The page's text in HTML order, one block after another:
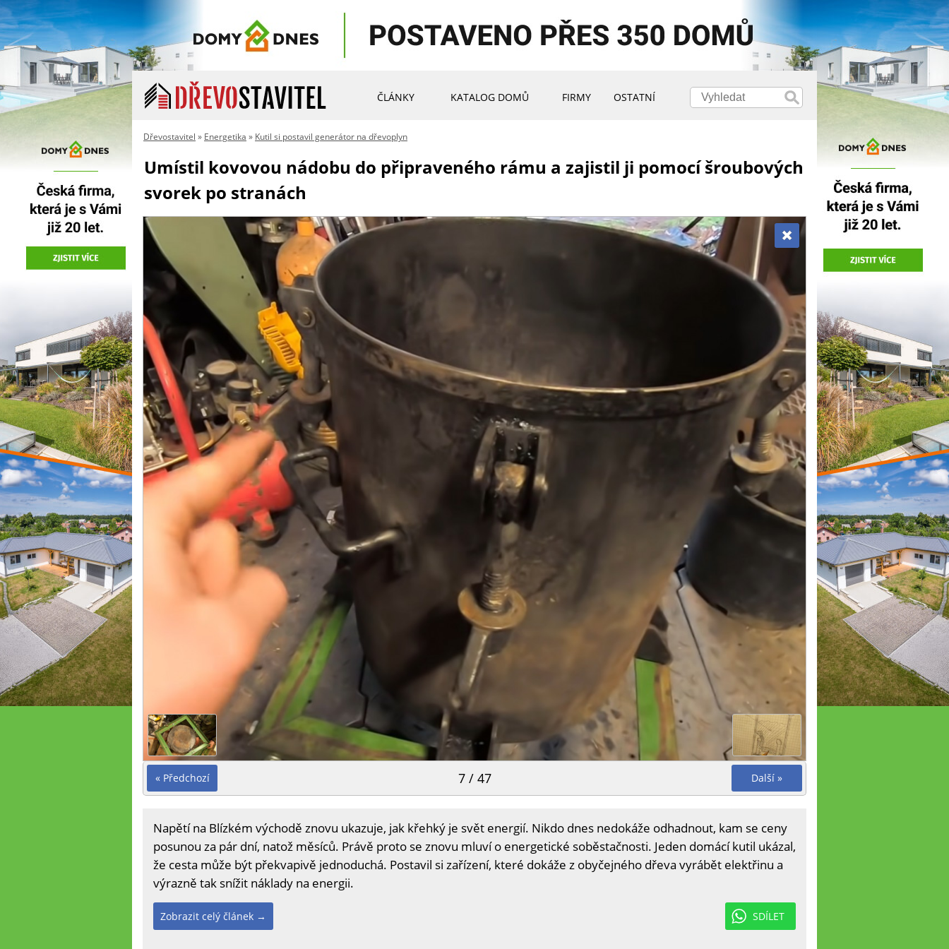
ČLÁNKY KATALOG DOMŮ FIRMY OSTATNÍ
Dřevostavitel » Energetika » Kutil si postavil generátor na dřevoplyn
Umístil kovovou nádobu do připraveného rámu a zajistil ji pomocí šroubových
svorek po stranách
« Předchozí Další »
7 / 47
Napětí na Blízkém východě znovu ukazuje, jak křehký je svět energií. Nikdo dnes nedokáže odhadnout, kam se ceny
posunou za pár dní, natož měsíců. Právě proto se znovu mluví o energetické soběstačnosti. Jeden domácí kutil ukázal,
že cesta může být překvapivě jednoduchá. Postavil si zařízení, které dokáže z obyčejného dřeva vyrábět elektřinu a
výrazně tak snížit náklady na energii.
SDÍLET
Zobrazit celý článek →